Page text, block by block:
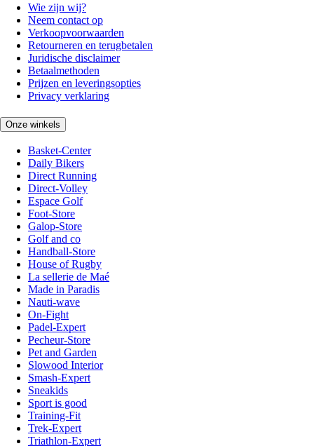
Wie zijn wij?
Neem contact op
Verkoopvoorwaarden
Retourneren en terugbetalen
Juridische disclaimer
Betaalmethoden
Prijzen en leveringsopties
Privacy verklaring
Onze winkels
Basket-Center
Daily Bikers
Direct Running
Direct-Volley
Espace Golf
Foot-Store
Galop-Store
Golf and co
Handball-Store
House of Rugby
La sellerie de Maé
Made in Paradis
Nauti-wave
On-Fight
Padel-Expert
Pecheur-Store
Pet and Garden
Slowood Interior
Smash-Expert
Sneakids
Sport is good
Training-Fit
Trek-Expert
Triathlon-Expert